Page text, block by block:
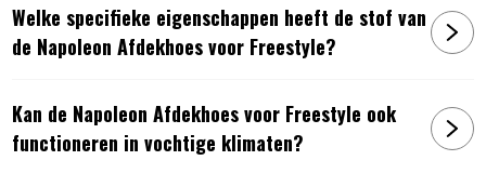
Welke specifieke eigenschappen heeft de stof van
de Napoleon Afdekhoes voor Freestyle?
Kan de Napoleon Afdekhoes voor Freestyle ook
functioneren in vochtige klimaten?